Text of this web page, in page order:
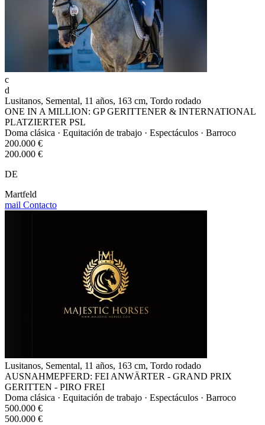
c
d
Lusitanos, Semental, 11 años, 163 cm, Tordo rodado
ONE IN A MILLION: GP GERITTENER & INTERNATIONAL
PLATZIERTER PSL
Doma clásica · Equitación de trabajo · Espectáculos · Barroco
200.000 €
200.000 €
DE
Martfeld
mail Contacto
Lusitanos, Semental, 11 años, 163 cm, Tordo rodado
AUSNAHMEPFERD: FEI ANWÄRTER - GRAND PRIX
GERITTEN - PIRO FREI
Doma clásica · Equitación de trabajo · Espectáculos · Barroco
500.000 €
500.000 €